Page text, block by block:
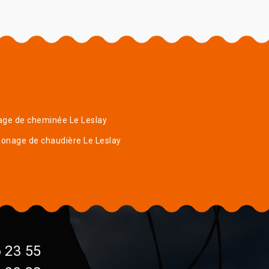
de cheminée Le Leslay
de chaudière Le Leslay
23 55